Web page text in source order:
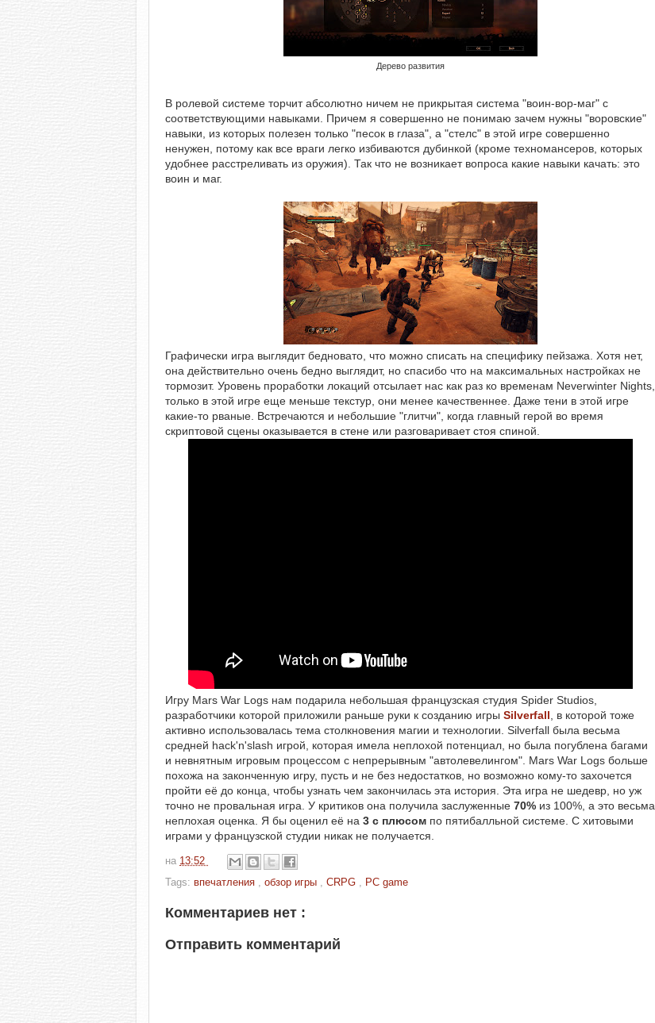
Дерево развития
В ролевой системе торчит абсолютно ничем не прикрытая система "воин-вор-маг" с
соответствующими навыками. Причем я совершенно не понимаю зачем нужны "воровские"
навыки, из которых полезен только "песок в глаза", а "стелс" в этой игре совершенно
ненужен, потому как все враги легко избиваются дубинкой (кроме техномансеров, которых
удобнее расстреливать из оружия). Так что не возникает вопроса какие навыки качать: это
воин и маг.
Графически игра выглядит бедновато, что можно списать на специфику пейзажа. Хотя нет,
она действительно очень бедно выглядит, но спасибо что на максимальных настройках не
тормозит. Уровень проработки локаций отсылает нас как раз ко временам Neverwinter Nights,
только в этой игре еще меньше текстур, они менее качественнее. Даже тени в этой игре
какие-то рваные. Встречаются и небольшие "глитчи", когда главный герой во время
скриптовой сцены оказывается в стене или разговаривает стоя спиной.
Игру Mars War Logs нам подарила небольшая французская студия Spider Studios,
разработчики которой приложили раньше руки к созданию игры Silverfall , в которой тоже
активно использовалась тема столкновения магии и технологии. Silverfall была весьма
средней hack'n'slash игрой, которая имела неплохой потенциал, но была погублена багами
и невнятным игровым процессом с непрерывным "автолевелингом". Mars War Logs больше
похожа на законченную игру, пусть и не без недостатков, но возможно кому-то захочется
пройти её до конца, чтобы узнать чем закончилась эта история. Эта игра не шедевр, но уж
точно не провальная игра. У критиков она получила заслуженные 70% из 100%, а это весьма
неплохая оценка. Я бы оценил её на 3 с плюсом по пятибалльной системе. С хитовыми
играми у французской студии никак не получается.
на 13:52
Tags: впечатления обзор игры CRPG PC game
Комментариев нет :
Отправить комментарий